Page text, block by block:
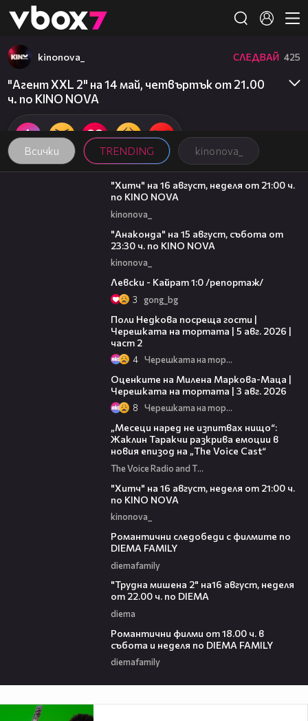
👾
Всички TRENDING kinonova_
kinonova_ СЛЕДВАЙ 425
"Агент XXL 2" на 14 май, четвъртък от 21.00
ч. по KINO NOVA
00:30
"Хитч" на 16 август, неделя от 21:00 ч.
по KINO NOVA
kinonova_
"Анаконда" на 15 август, събота от
23:30 ч. по KINO NOVA
kinonova_
Левски - Кайрат 1:0 /репортаж/
3 gong_bg
Поли Недкова посреща гости |
Черешката на тортата | 5 авг. 2026 |
част 2
4 Черешката на тортата
Оценките на Милена Маркова-Маца |
Черешката на тортата | 3 авг. 2026
8 Черешката на тортата
„Месеци наред не изпитвах нищо“:
Жаклин Таракчи разкрива емоции в
новия епизод на „The Voice Cast“
The Voice Radio and TV Bulgaria
"Хитч" на 16 август, неделя от 21:00 ч.
по KINO NOVA
kinonova_
Романтични следобеди с филмите по
DIEMA FAMILY
diemafamily
"Трудна мишена 2" на16 август, неделя
от 22.00 ч. по DIEMA
diema
Романтични филми от 18.00 ч. в
събота и неделя по DIEMA FAMILY
diemafamily